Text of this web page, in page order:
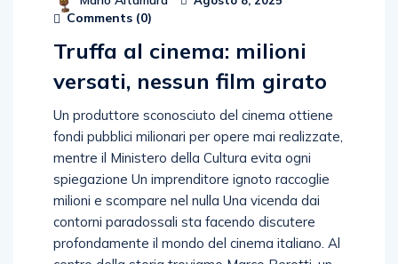
Comments (0)
Truffa al cinema: milioni
versati, nessun film girato
Un produttore sconosciuto del cinema ottiene
fondi pubblici milionari per opere mai realizzate,
mentre il Ministero della Cultura evita ogni
spiegazione Un imprenditore ignoto raccoglie
milioni e scompare nel nulla Una vicenda dai
contorni paradossali sta facendo discutere
profondamente il mondo del cinema italiano. Al